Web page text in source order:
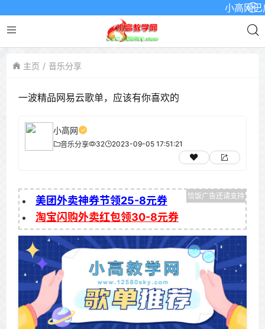
小高网已启
主页 音乐分享
一波精品网易云歌单，应该有你喜欢的
小高网
音乐分享 32 2023-09-05 17:51:21
美团外卖神券节领25-8元券
淘宝闪购外卖红包领30-8元券